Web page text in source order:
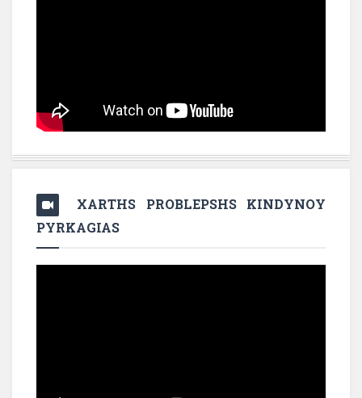
XARTHS PROBLEPSHS KINDYNOY
PYRKAGIAS